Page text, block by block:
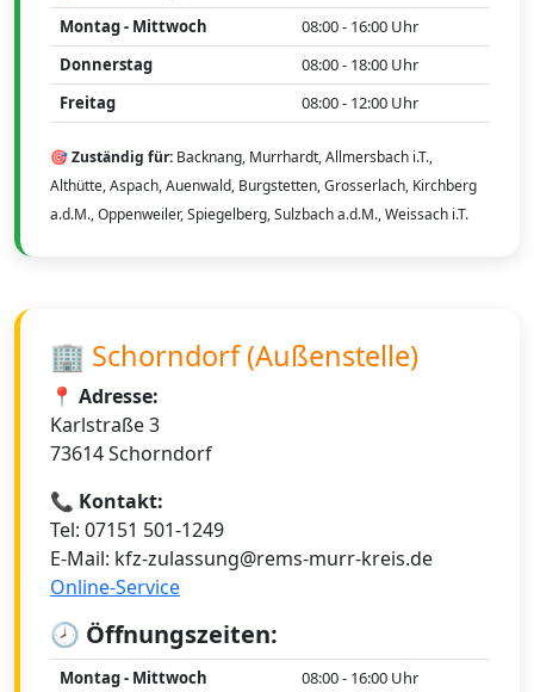
Montag - Mittwoch
08:00 - 16:00 Uhr
Donnerstag
08:00 - 18:00 Uhr
Freitag
08:00 - 12:00 Uhr
🎯 Zuständig für: Backnang, Murrhardt, Allmersbach i.T.,
Althütte, Aspach, Auenwald, Burgstetten, Grosserlach, Kirchberg
a.d.M., Oppenweiler, Spiegelberg, Sulzbach a.d.M., Weissach i.T.
🏢 Schorndorf (Außenstelle)
📍 Adresse:
Karlstraße 3
73614 Schorndorf
📞 Kontakt:
Tel: 07151 501-1249
E-Mail: kfz-zulassung@rems-murr-kreis.de
Online-Service
🕗 Öffnungszeiten:
Montag - Mittwoch
08:00 - 16:00 Uhr